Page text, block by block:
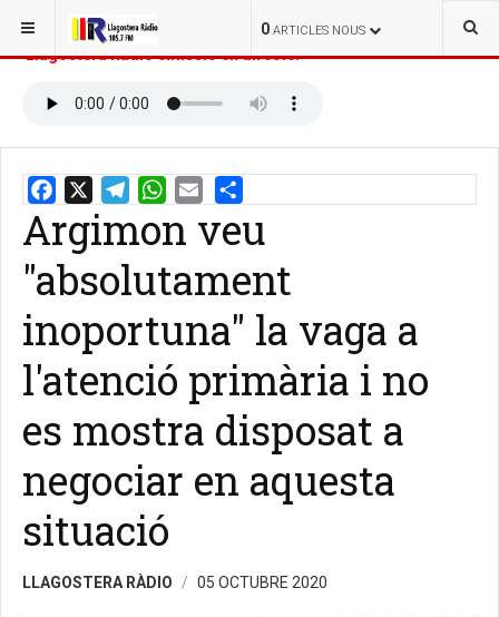
0 ARTICLES NOUS
ESTÀS AQUÍ: INICI
Llagostera Ràdio emissió en directe:
Argimon veu
"absolutament
inoportuna" la vaga a
l'atenció primària i no
es mostra disposat a
negociar en aquesta
situació
LLAGOSTERA RÀDIO 05 OCTUBRE 2020